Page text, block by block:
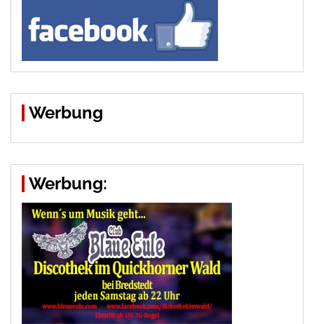
Werbung
Werbung: